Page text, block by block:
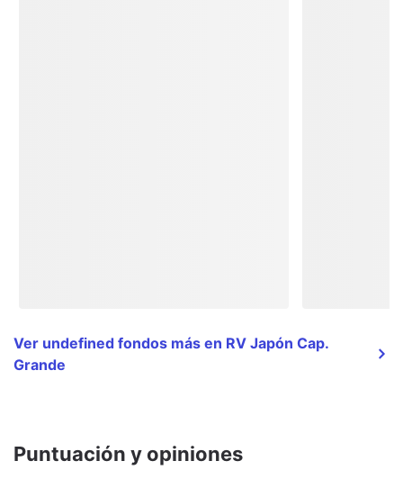
Ver undefined fondos más en RV Japón Cap.
Grande
Puntuación y opiniones